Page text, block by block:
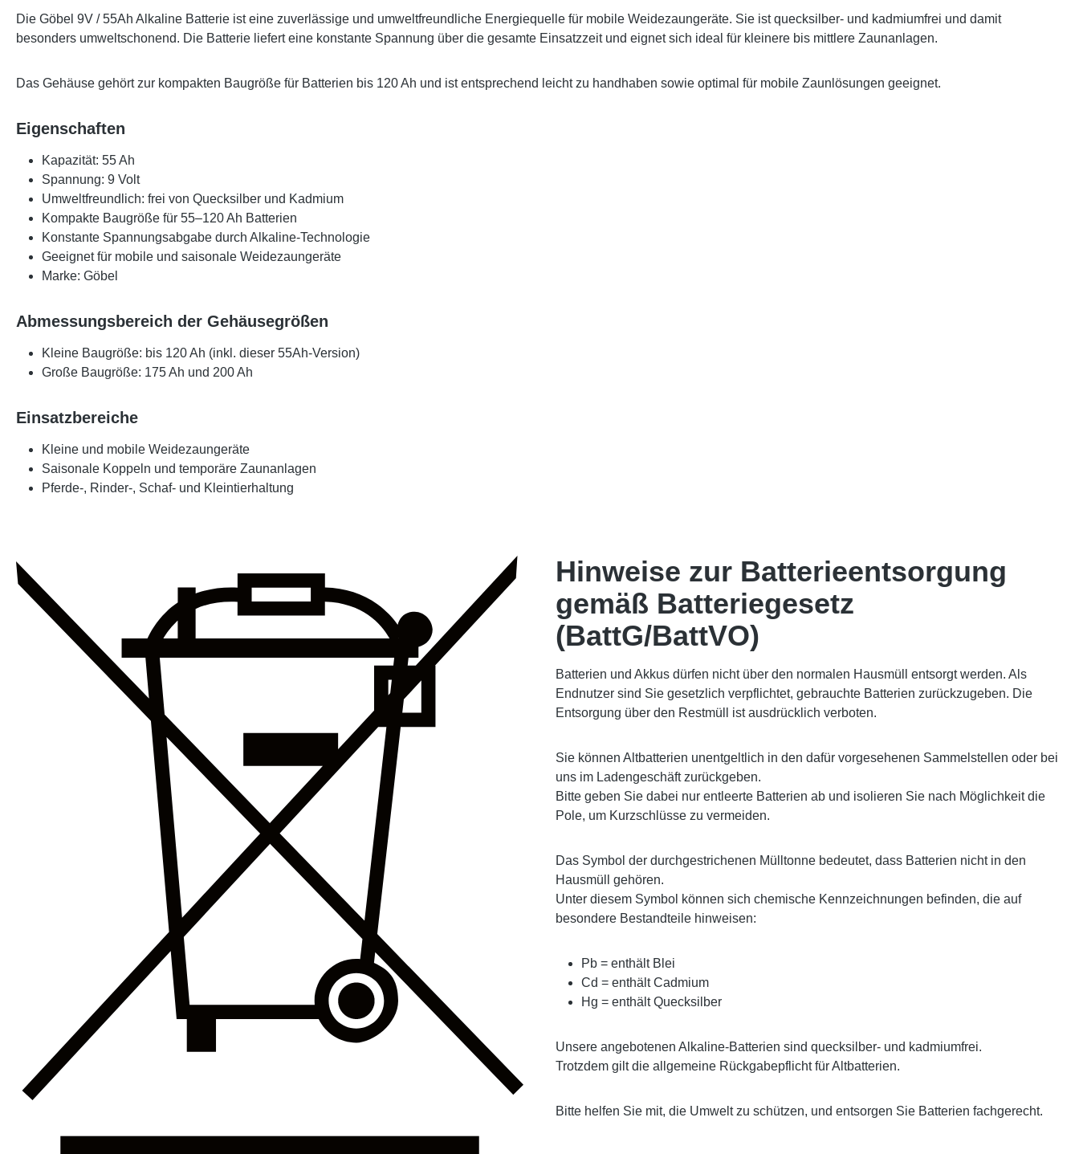
Die Göbel 9V / 55Ah Alkaline Batterie ist eine zuverlässige und umweltfreundliche Energiequelle für mobile Weidezaungeräte. Sie istquecksilber- und kadmiumfrei und damit
besonders umweltschonend. Die Batterie liefert eine konstante Spannung über die gesamte Einsatzzeit und eignet sich ideal für kleinere bis mittlere Zaunanlagen.
Das Gehäuse gehört zur kompakten Baugröße für Batterien bis 120 Ah und ist entsprechend leicht zu handhaben sowie optimal für mobile Zaunlösungen geeignet.
Eigenschaften
Kapazität: 55 Ah
Spannung: 9 Volt
Umweltfreundlich: frei von Quecksilber und Kadmium
Kompakte Baugröße für 55–120 Ah Batterien
Konstante Spannungsabgabe durch Alkaline-Technologie
Geeignet für mobile und saisonale Weidezaungeräte
Marke: Göbel
Abmessungsbereich der Gehäusegrößen
Kleine Baugröße: bis 120 Ah (inkl. dieser 55Ah-Version)
Große Baugröße: 175 Ah und 200 Ah
Einsatzbereiche
Kleine und mobile Weidezaungeräte
Saisonale Koppeln und temporäre Zaunanlagen
Pferde-, Rinder-, Schaf- und Kleintierhaltung
Hinweise zur Batterieentsorgung
gemäß Batteriegesetz
(BattG/BattVO)
Batterien und Akkus dürfen nicht über den normalen Hausmüll entsorgt werden. Als
Endnutzer sind Sie gesetzlich verpflichtet, gebrauchte Batterien zurückzugeben. Die
Entsorgung über den Restmüll ist ausdrücklich verboten.
Sie können Altbatterien unentgeltlich in den dafür vorgesehenen Sammelstellen oder bei
uns im Ladengeschäft zurückgeben.
Bitte geben Sie dabei nur entleerte Batterien ab und isolieren Sie nach Möglichkeit die
Pole, um Kurzschlüsse zu vermeiden.
Das Symbol der durchgestrichenen Mülltonne bedeutet, dass Batterien nicht in den
Hausmüll gehören.
Unter diesem Symbol können sich chemische Kennzeichnungen befinden, die auf
besondere Bestandteile hinweisen:
Pb = enthält Blei
Cd = enthält Cadmium
Hg = enthält Quecksilber
Unsere angebotenen Alkaline-Batterien sind quecksilber- und kadmiumfrei.
Trotzdem gilt die allgemeine Rückgabepflicht für Altbatterien.
Bitte helfen Sie mit, die Umwelt zu schützen, und entsorgen Sie Batterien fachgerecht.